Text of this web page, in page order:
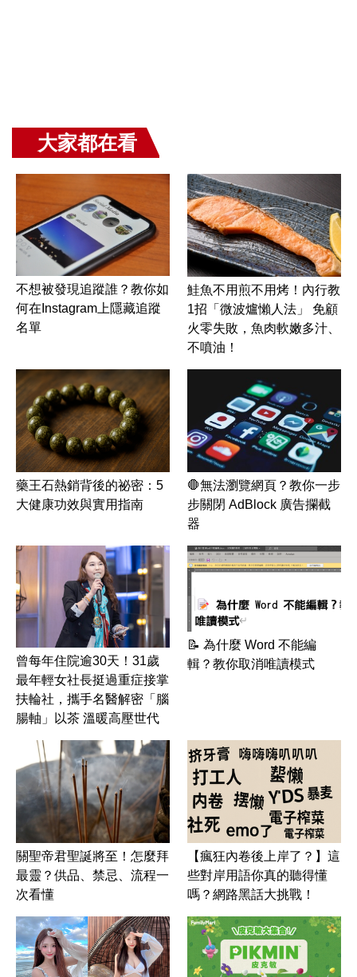
大家都在看
不想被發現追蹤誰？教你如
何在Instagram上隱藏追蹤
名單
鮭魚不用煎不用烤！內行教
1招「微波爐懶人法」 免顧
火零失敗，魚肉軟嫩多汁、
不噴油！
藥王石熱銷背後的祕密：5
大健康功效與實用指南
🛑無法瀏覽網頁？教你一步
步關閉 AdBlock 廣告攔截
器
曾每年住院逾30天！31歲
最年輕女社長挺過重症接掌
扶輪社，攜手名醫解密「腦
腸軸」以茶 溫暖高壓世代
📝 為什麼 Word 不能編
輯？教你取消唯讀模式
關聖帝君聖誕將至！怎麼拜
最靈？供品、禁忌、流程一
次看懂
【瘋狂內卷後上岸了？】這
些對岸用語你真的聽得懂
嗎？網路黑話大挑戰！